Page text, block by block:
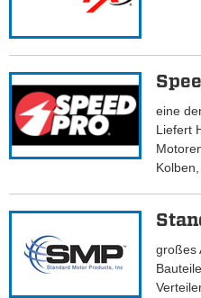
eine
Liefert
großes